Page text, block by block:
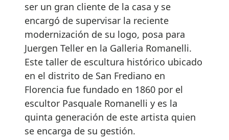
ser un gran cliente de la casa y se
encargó de supervisar la reciente
modernización de su logo, posa para
Juergen Teller en la Galleria Romanelli.
Este taller de escultura histórico ubicado
en el distrito de San Frediano en
Florencia fue fundado en 1860 por el
escultor Pasquale Romanelli y es la
quinta generación de este artista quien
se encarga de su gestión.